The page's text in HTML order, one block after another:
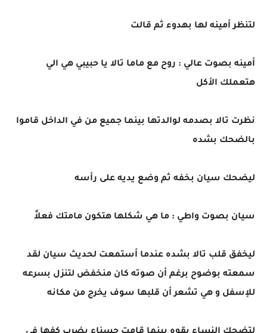
لتنظر أمينه لها بهدوء ثم قالت
أمينه بصوت عالي : روح مع ماما تالا يا حبيبي هي الي
هتعملك الأكل
نظرت تالا بصدمه لوالدتها بينما جميع من في الداخل قاموا
بالضحك بشده
ليضحك سيان بخفه ثم وضع يديه على رأسه
سيان بصوت واطي : ما هي شكلها هتكون مامتك فعلاً
ليخفق قلب تالا بشده عندما أستمعت لحديث سيان لقد
سمعته بوضوح برغم أن صوته كان منخفض لتنزل بسرعه
للإسفل و هي تشعر أن قلبها سوف يخرج من مكانه